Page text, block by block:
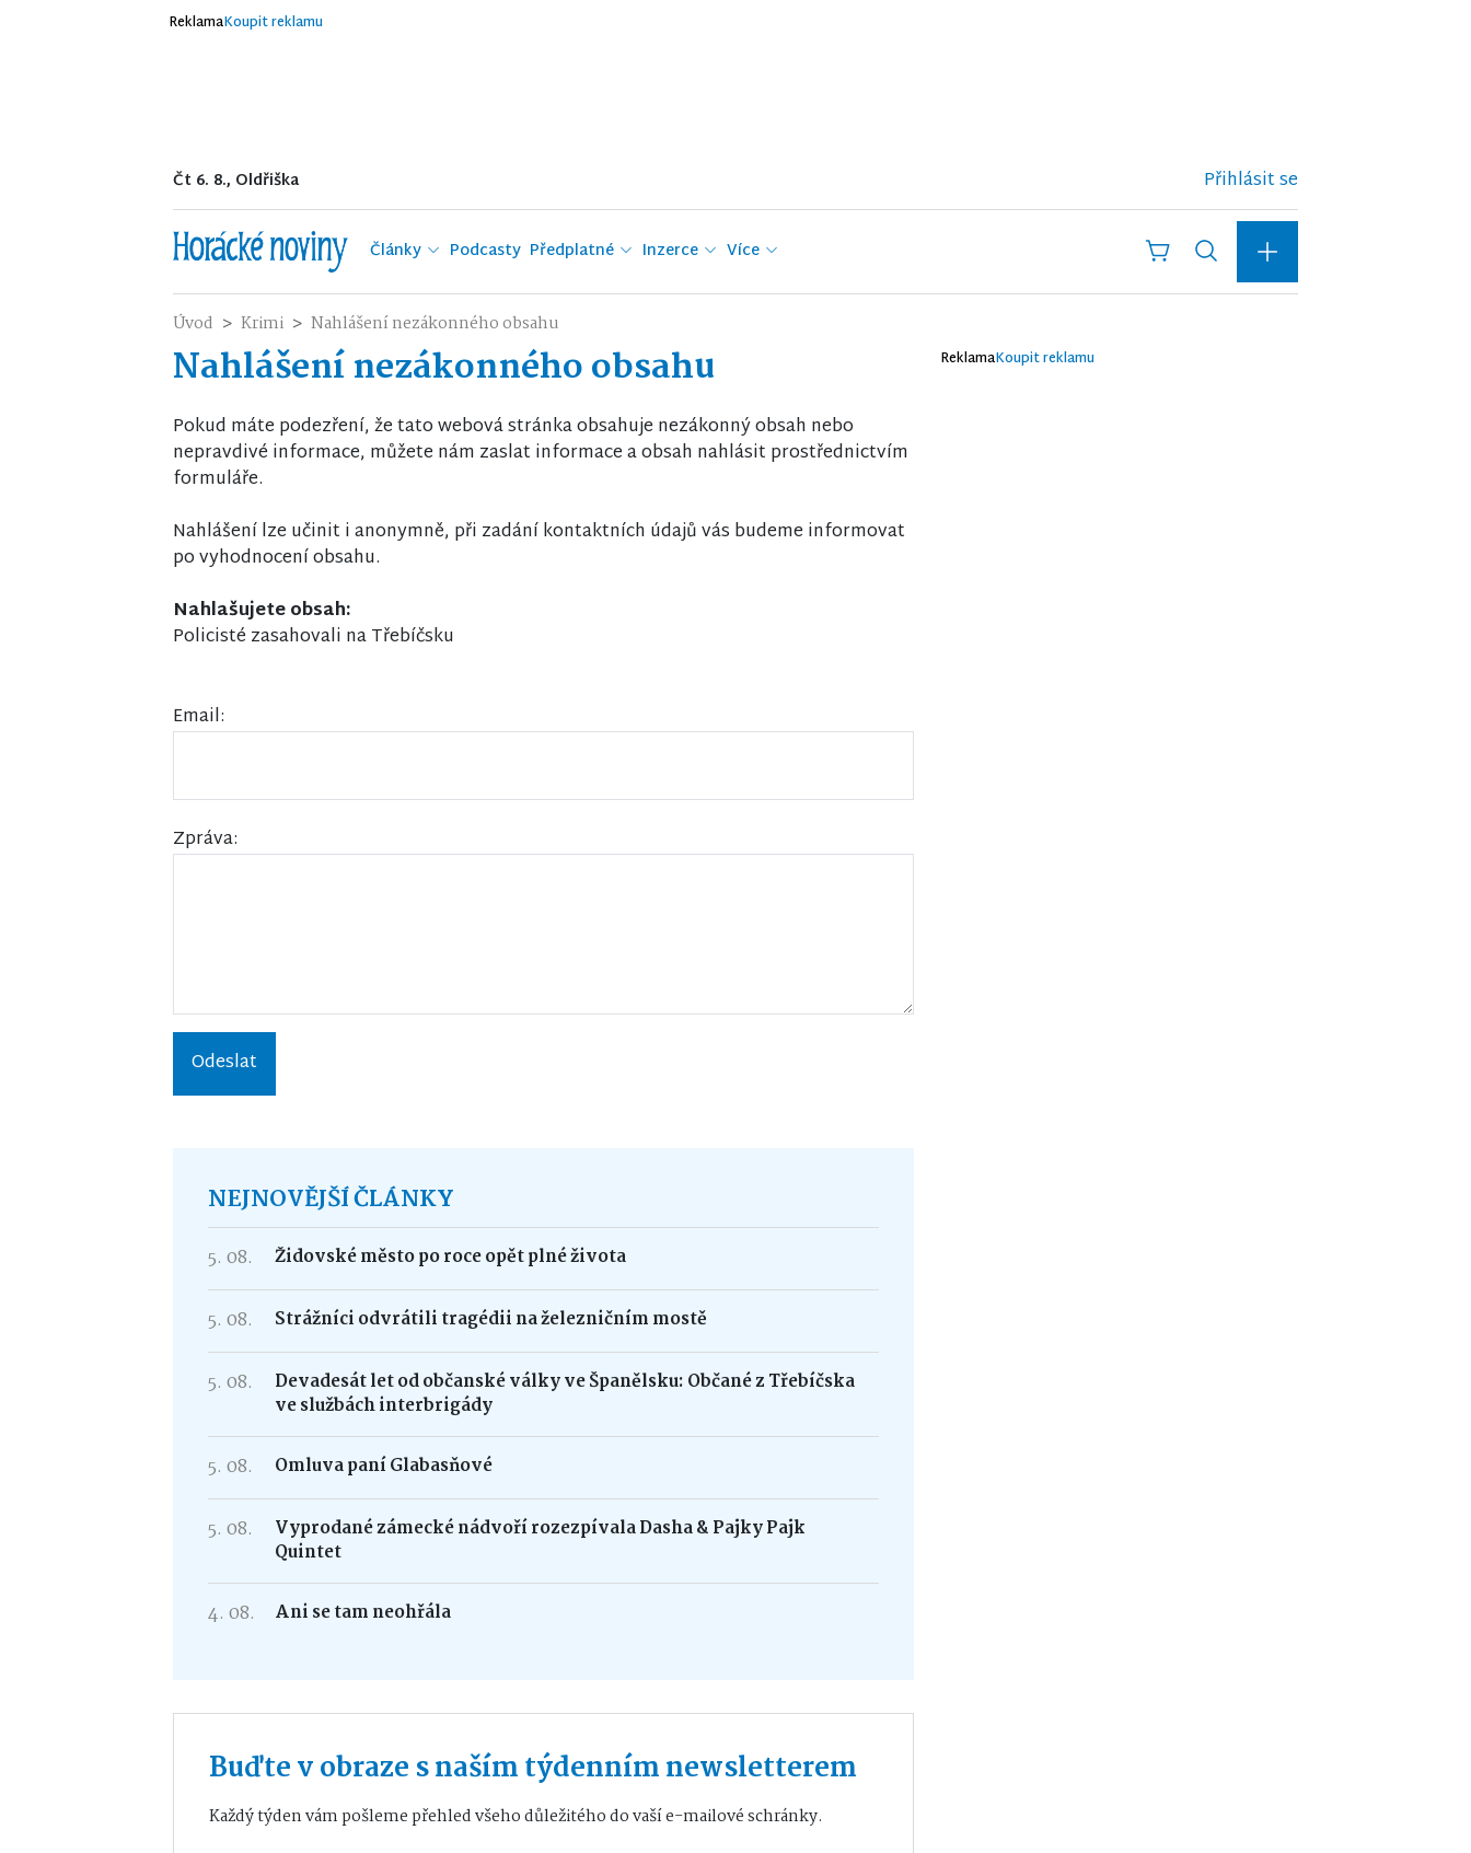
ReklamaKoupit reklamu
Čt 6. 8., Oldřiška Přihlásit se
Články Podcasty Předplatné Inzerce Více
Úvod Krimi Nahlášení nezákonného obsahu
Nahlášení nezákonného obsahu
Pokud máte podezření, že tato webová stránka obsahuje nezákonný obsah nebo
nepravdivé informace, můžete nám zaslat informace a obsah nahlásit prostřednictvím
formuláře.
Nahlášení lze učinit i anonymně, při zadání kontaktních údajů vás budeme informovat
po vyhodnocení obsahu.
Nahlašujete obsah:
Policisté zasahovali na Třebíčsku
Email:
Zpráva:
Odeslat
NEJNOVĚJŠÍ ČLÁNKY
5. 08. Židovské město po roce opět plné života
5. 08. Strážníci odvrátili tragédii na železničním mostě
5. 08.
Devadesát let od občanské války ve Španělsku: Občané z Třebíčska
ve službách interbrigády
5. 08. Omluva paní Glabasňové
5. 08.
Vyprodané zámecké nádvoří rozezpívala Dasha & Pajky Pajk
Quintet
4. 08. Ani se tam neohřála
Buďte v obraze s naším týdenním newsletterem
Každý týden vám pošleme přehled všeho důležitého do vaší e-mailové schránky.
ReklamaKoupit reklamu